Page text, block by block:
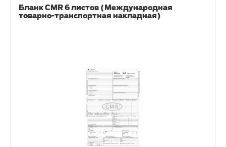
Бланк CMR 6 листов (Международная
товарно-транспортная накладная)